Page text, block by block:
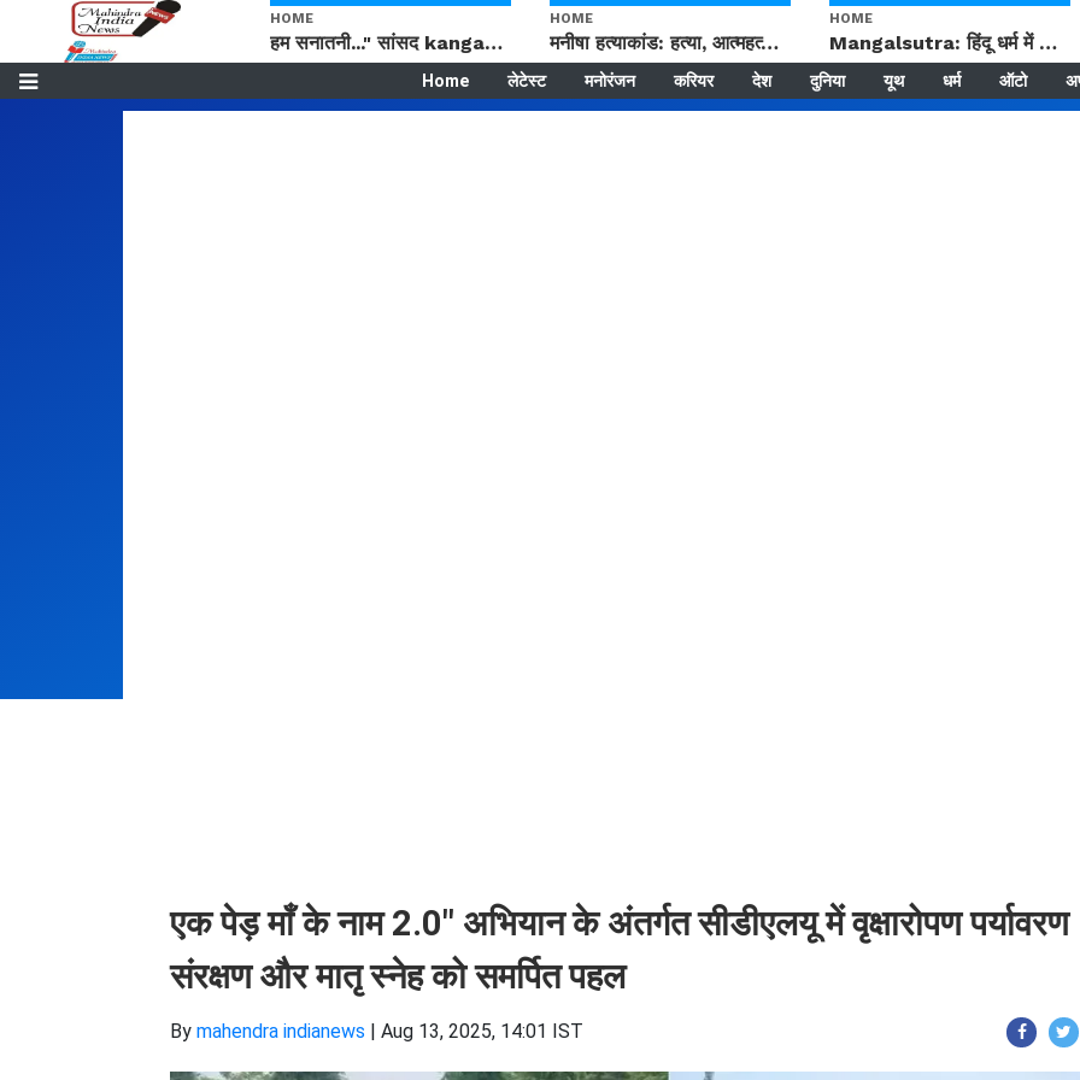
HOME
हम सनातनी..." सांसद kangana Ranaut से क्या बोली लड़की? Viral Jantar-Mantar | CJP protest
HOME
मनीषा हत्याकांड: हत्या, आत्महत्या या कोई बड़ा राज? | Full Story | Josh Haryana
HOME
Mangalsutra: हिंदू धर्म में शादी के बाद मंगलसूत्र क्यों पहनती है महिलाएं, किसने शुरु की ये परंपरा
Home लेटेस्ट मनोरंजन करियर देश दुनिया यूथ धर्म ऑटो
एक पेड़ माँ के नाम 2.0" अभियान के अंतर्गत सीडीएलयू में वृक्षारोपण पर्यावरण
संरक्षण और मातृ स्नेह को समर्पित पहल
By mahendra indianews | Aug 13, 2025, 14:01 IST